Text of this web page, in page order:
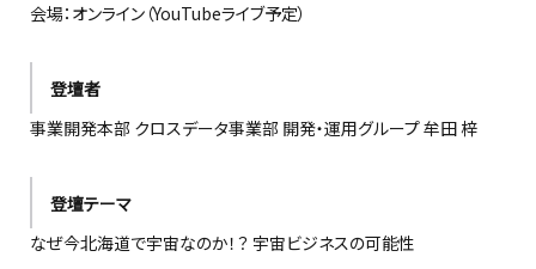
会場：オンライン（YouTubeライブ予定）
登壇者
事業開発本部 クロスデータ事業部 開発・運用グループ 牟田 梓
登壇テーマ
なぜ今北海道で宇宙なのか！？ 宇宙ビジネスの可能性